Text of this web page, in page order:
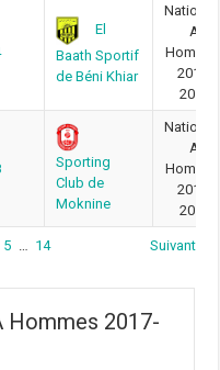
El
Baath Sportif
de Béni Khiar
A
2017-
2018
Sporting
Club de
Moknine
A
2017-
2018
5 … 14 Suivant
Hommes 2017-